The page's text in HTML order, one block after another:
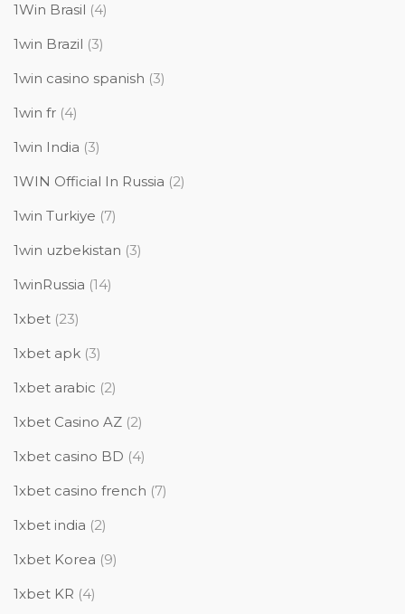
1Win Brasil (4)
1win Brazil (3)
1win casino spanish (3)
1win fr (4)
1win India (3)
1WIN Official In Russia (2)
1win Turkiye (7)
1win uzbekistan (3)
1winRussia (14)
1xbet (23)
1xbet apk (3)
1xbet arabic (2)
1xbet Casino AZ (2)
1xbet casino BD (4)
1xbet casino french (7)
1xbet india (2)
1xbet Korea (9)
1xbet KR (4)